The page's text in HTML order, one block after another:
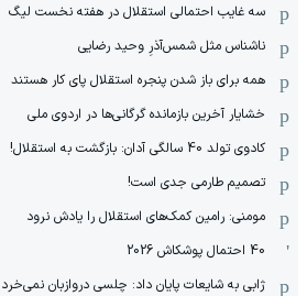
سه غایب احتمالی استقلال در هفته نخست لیگ
ناشناس مثل شمس‌آذرِ وحید رضایی
همه برای باز شدن پنجره استقلال پای کار هستند
خشایار آخرین بازمانده گرگانی‌ها در اردوی ملی
کادوی تولد 40 سالگی آدان: بازگشت به استقلال!
تصمیم طارمی جدی است!
مومنی: رامین کمک‌های استقلال را یادش نرود
40 احتمال پوشکاش 2026
ژابی به شایعات پایان داد: چلسی دروازبان نمی‌خرد